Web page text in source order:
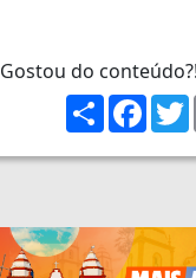
Gostou do
Share